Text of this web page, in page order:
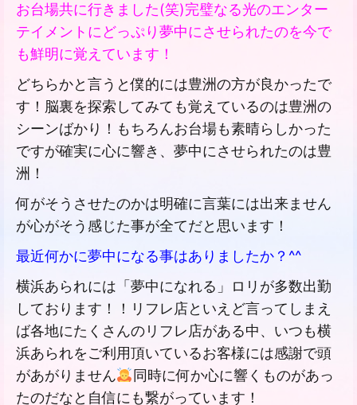
お台場共に行きました(笑)完璧なる光のエンター
テイメントにどっぷり夢中にさせられたのを今で
も鮮明に覚えています！
どちらかと言うと僕的には豊洲の方が良かったで
す！脳裏を探索してみても覚えているのは豊洲の
シーンばかり！もちろんお台場も素晴らしかった
ですが確実に心に響き、夢中にさせられたのは豊
洲！
何がそうさせたのかは明確に言葉には出来ません
が心がそう感じた事が全てだと思います！
最近何かに夢中になる事はありましたか？^^
横浜あられには「夢中になれる」ロリが多数出勤
しております！！リフレ店といえど言ってしまえ
ば各地にたくさんのリフレ店がある中、いつも横
浜あられをご利用頂いているお客様には感謝で頭
があがりません
同時に何か心に響くものがあっ
たのだなと自信にも繋がっています！